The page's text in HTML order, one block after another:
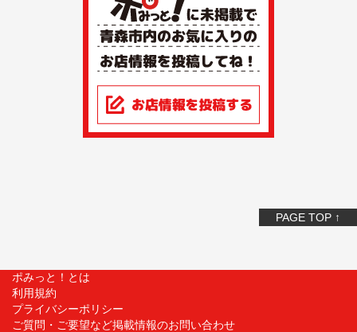
PAGE TOP ↑
ポみっと！とは
利用規約
プライバシーポリシー
ご質問・ご要望など掲載情報のお問い合わせ